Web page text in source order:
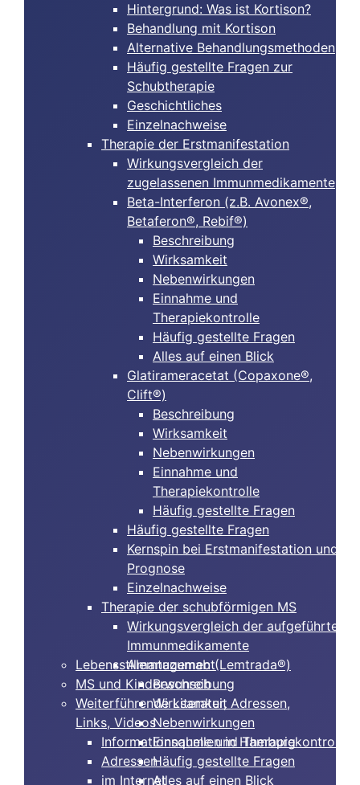
Hintergrund: Was ist Kortison?
Behandlung mit Kortison
Alternative Behandlungsmethoden
Häufig gestellte Fragen zur
Schubtherapie
Geschichtliches
Einzelnachweise
Therapie der Erstmanifestation
Wirkungsvergleich der
zugelassenen Immunmedikamente
Beta-Interferon (z.B. Avonex®,
Betaferon®, Rebif®)
Beschreibung
Wirksamkeit
Nebenwirkungen
Einnahme und
Therapiekontrolle
Häufig gestellte Fragen
Alles auf einen Blick
Glatirameracetat (Copaxone®,
Clift®)
Beschreibung
Wirksamkeit
Nebenwirkungen
Einnahme und
Therapiekontrolle
Häufig gestellte Fragen
Häufig gestellte Fragen
Kernspin bei Erstmanifestation und
Prognose
Einzelnachweise
Therapie der schubförmigen MS
Wirkungsvergleich der aufgeführten
Immunmedikamente
Alemtuzumab (Lemtrada®)
Beschreibung
Wirksamkeit
Nebenwirkungen
Einnahme und Therapiekontrolle
Häufig gestellte Fragen
Alles auf einen Blick
Lebensstilmanagement
MS und Kinderwunsch
Weiterführende Literatur, Adressen,
Links, Videos
Informationsquellen in Hamburg
Adressen
im Internet